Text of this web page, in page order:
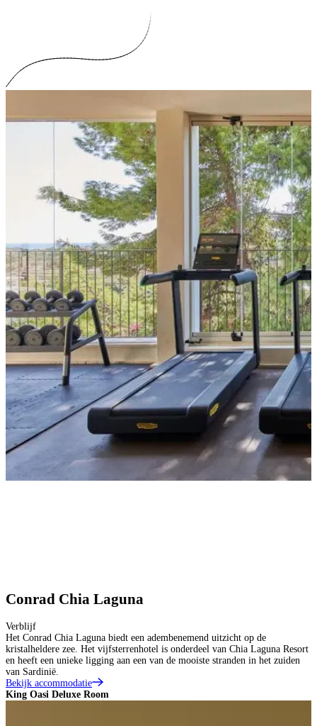
Conrad Chia Laguna
Verblijf
Het Conrad Chia Laguna biedt een adembenemend uitzicht op de
kristalheldere zee. Het vijfsterrenhotel is onderdeel van Chia Laguna Resort
en heeft een unieke ligging aan een van de mooiste stranden in het zuiden
van Sardinië.
Bekijk accommodatie
King Oasi Deluxe Room